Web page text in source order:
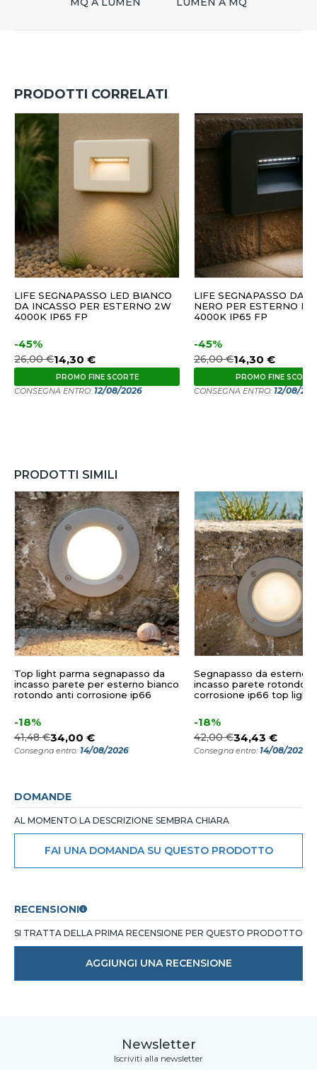
PRODOTTI CORRELATI
LIFE SEGNAPASSO LED BIANCO
DA INCASSO PER ESTERNO 2W
4000K IP65 FP
-45%
26,00 €14,30 €
PROMO FINE SCORTE
CONSEGNA ENTRO: 12/08/2026
LIFE SEGNAPASSO DA
NERO PER ESTERNO LED 2W
4000K IP65 FP
-45%
26,00 €14,30 €
PROMO FINE
CONSEGNA ENTRO: 12/08/
PRODOTTI SIMILI
Top light parma segnapasso da
incasso parete per esterno bianco
rotondo anti corrosione ip66
-18%
41,48 €34,00 €
Consegna entro: 14/08/2026
Segnapasso da esterno
incasso parete rotondo
corrosione ip66 top light
-18%
42,00 €34,43 €
Consegna entro: 14/08/2026
DOMANDE
AL MOMENTO LA DESCRIZIONE SEMBRA CHIARA
FAI UNA DOMANDA SU QUESTO PRODOTTO
RECENSIONI
SI TRATTA DELLA PRIMA RECENSIONE PER QUESTO PRODOTTO
AGGIUNGI UNA RECENSIONE
Newsletter
Iscriviti alla newsletter